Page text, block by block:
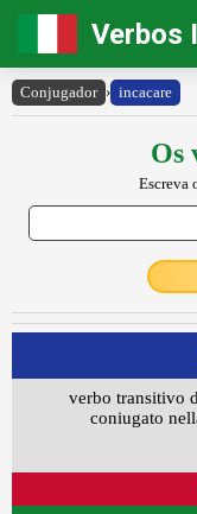
Verbos
Conjugador › incacare
Os
Escreva
verbo transitivo
coniugato